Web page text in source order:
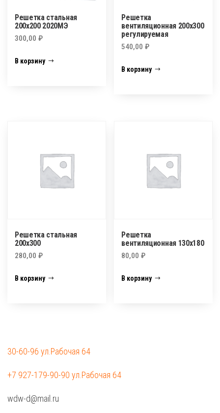
Решетка стальная
200х200 2020МЭ
300,00 ₽
В корзину
Решетка
вентиляционная 200х300
регулируемая
540,00₽
В корзину
Решетка стальная
200х300
280,00 ₽
В корзину
Решетка
вентиляционная 130х180
80,00₽
В корзину
30-60-96 ул.Рабочая 64
+7 927-179-90-90 ул.Рабочая 64
wdw-d@mail.ru